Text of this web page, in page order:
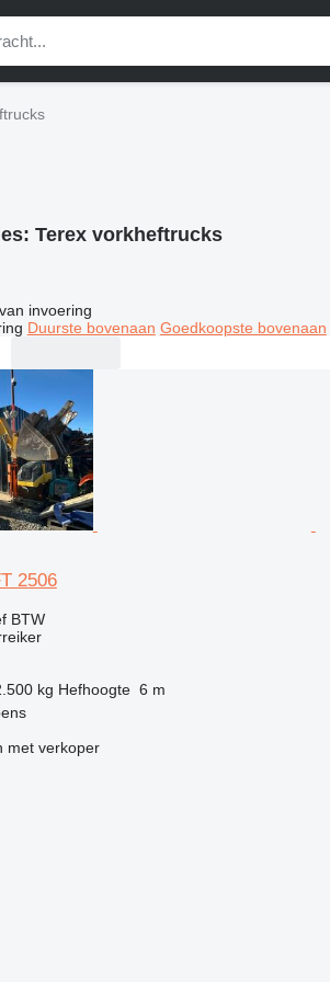
Terex vorkheftrucks
invoering
Duurste bovenaan Goedkoopste bovenaan
2506
BTW
kg Hefhoogte 6 m
met verkoper